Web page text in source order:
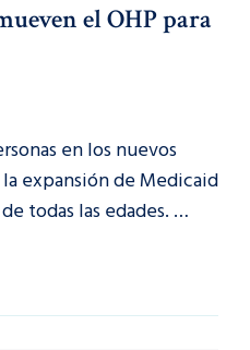
el OHP para
en los nuevos
expansión de Medicaid
todas las edades. …